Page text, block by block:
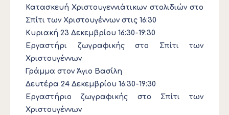
Κατασκευή Χριστουγεννιάτικων στολιδιών στο
Σπίτι των Χριστουγέννων στις 16:30
Κυριακή 23 Δεκεμβρίου 16:30-19:30
Εργαστήρι ζωγραφικής στο Σπίτι των
Χριστουγέννων
Γράμμα στον Άγιο Βασίλη
Δευτέρα 24 Δεκεμβρίου 16:30-19:30
Εργαστήριο ζωγραφικής στο Σπίτι των
Χριστουγέννων